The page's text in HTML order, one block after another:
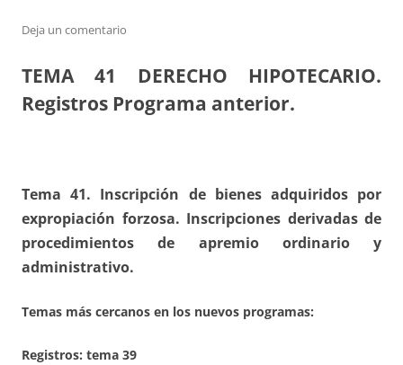
Deja un comentario
TEMA 41 DERECHO HIPOTECARIO.
Registros Programa anterior.
Tema 41. Inscripción de bienes adquiridos por
expropiación forzosa. Inscripciones derivadas de
procedimientos de apremio ordinario y
administrativo.
Temas más cercanos en los nuevos programas:
Registros: tema 39